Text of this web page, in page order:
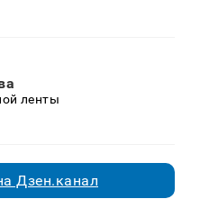
ленты
Дзен.канал